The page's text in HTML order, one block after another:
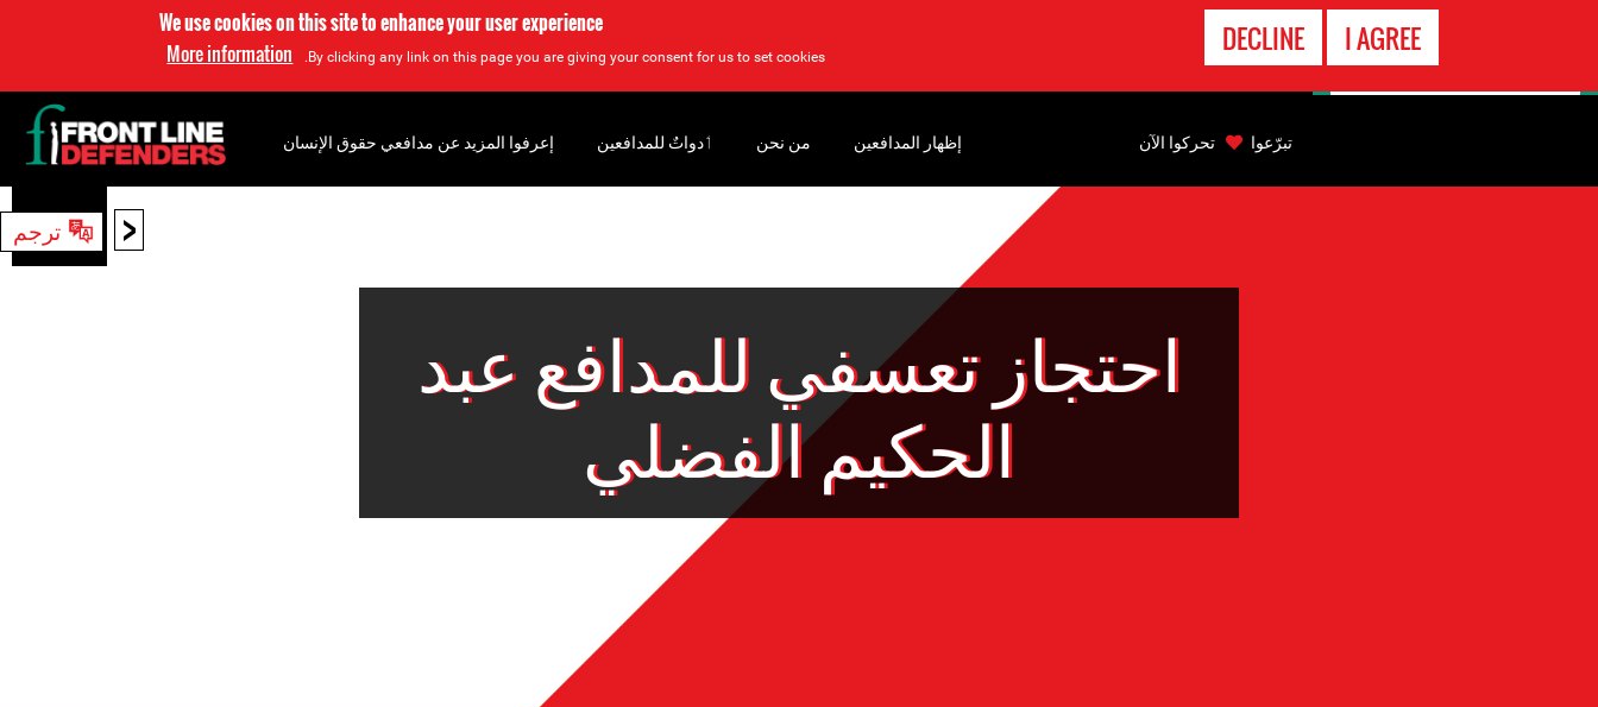
We use cookies on this site to enhance your user experience
By clicking any link on this page you are giving your consent for us to set cookies.
More information I AGREE
DECLINE
< ترجم
احتجاز تعسفي للمدافع عبد
الحكيم الفضلي
إعرفوا المزيد عن مدافعي حقوق الإنسان ‏ٲدواتٌ للمدافعين من نحن إظهار المدافعين
بحث
تبرّعوا تحركوا الآن
الاتصال
بالطوارىء